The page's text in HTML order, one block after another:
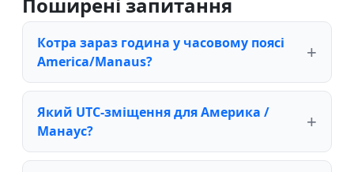
Поширені запитання
Котра зараз година у часовому поясі
America/Manaus?
Який UTC-зміщення для Америка /
Манаус?